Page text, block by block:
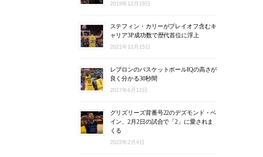
2019年12月19日
ステフィン・カリーがプレイオフ含むキ
ャリア3P成功数で歴代首位に浮上
2021年11月15日
レブロンのバスケットボールIQの高さが
良く分かる30秒間
2017年6月12日
グリズリーズ背番号22のデズモンド・ベ
イン、2月2日の試合で「2」に愛されま
くる
2022年2月4日